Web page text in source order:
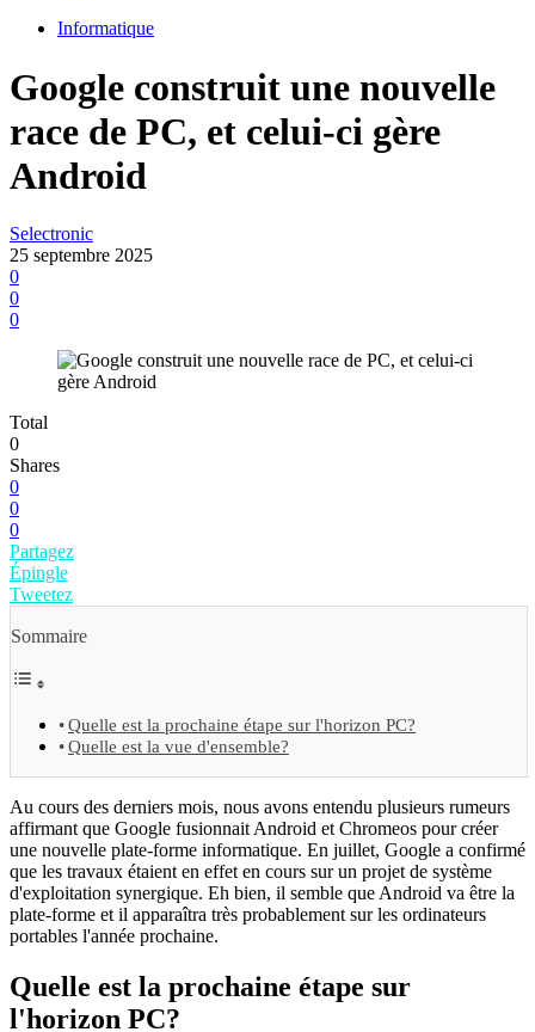
Informatique
Google construit une nouvelle
race de PC, et celui-ci gère
Android
Selectronic
25 septembre 2025
0
0
0
Total
0
Shares
0
0
0
Partagez
Épingle
Tweetez
Sommaire
Quelle est la prochaine étape sur l'horizon PC?
Quelle est la vue d'ensemble?
Au cours des derniers mois, nous avons entendu plusieurs rumeurs
affirmant que Google fusionnait Android et Chromeos pour créer
une nouvelle plate-forme informatique. En juillet, Google a confirmé
que les travaux étaient en effet en cours sur un projet de système
d'exploitation synergique. Eh bien, il semble que Android va être la
plate-forme et il apparaîtra très probablement sur les ordinateurs
portables l'année prochaine.
Quelle est la prochaine étape sur
l'horizon PC?